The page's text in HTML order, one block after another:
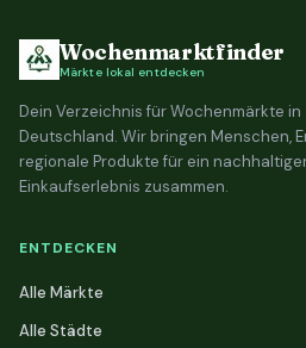
Wochenmarktfinder
Märkte lokal entdecken
Dein Verzeichnis für Wochenmärkte in
Deutschland. Wir bringen Menschen,
regionale Produkte für ein
Einkaufserlebnis zusammen.
ENTDECKEN
Alle Märkte
Alle Städte